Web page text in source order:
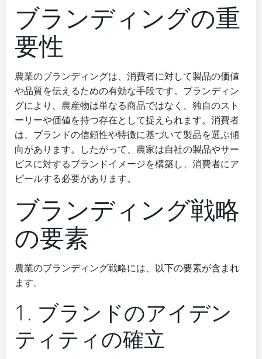
ブランディングの重
要性
農業のブランディングは、消費者に対して製品の価値
や品質を伝えるための有効な手段です。ブランディン
グにより、農産物は単なる商品ではなく、独自のスト
ーリーや価値を持つ存在として捉えられます。消費者
は、ブランドの信頼性や特徴に基づいて製品を選ぶ傾
向があります。したがって、農家は自社の製品やサー
ビスに対するブランドイメージを構築し、消費者にア
ピールする必要があります。
ブランディング戦略
の要素
農業のブランディング戦略には、以下の要素が含まれ
ます。
1. ブランドのアイデン
ティティの確立